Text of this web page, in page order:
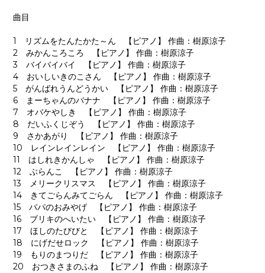
曲目
1 リズムをたんたかた～ん 【ピアノ】 作曲：樹原涼子
2 みかんころころ 【ピアノ】 作曲：樹原涼子
3 バイバイバイ 【ピアノ】 作曲：樹原涼子
4 おいしいきのこさん 【ピアノ】 作曲：樹原涼子
5 がんばれうんどうかい 【ピアノ】 作曲：樹原涼子
6 まーちゃんのバナナ 【ピアノ】 作曲：樹原涼子
7 オバケやしき 【ピアノ】 作曲：樹原涼子
8 だいふくじぞう 【ピアノ】 作曲：樹原涼子
9 さかあがり 【ピアノ】 作曲：樹原涼子
10 レインレインレイン 【ピアノ】 作曲：樹原涼子
11 はしれきかんしゃ 【ピアノ】 作曲：樹原涼子
12 ぶらんこ 【ピアノ】 作曲：樹原涼子
13 メリークリスマス 【ピアノ】 作曲：樹原涼子
14 きてごらんみてごらん 【ピアノ】 作曲：樹原涼子
15 パパのおみやげ 【ピアノ】 作曲：樹原涼子
16 ブリキのへいたい 【ピアノ】 作曲：樹原涼子
17 ほしのたびびと 【ピアノ】 作曲：樹原涼子
18 にげだせロック 【ピアノ】 作曲：樹原涼子
19 もりのまつりだ 【ピアノ】 作曲：樹原涼子
20 おつきさまのふね 【ピアノ】 作曲：樹原涼子